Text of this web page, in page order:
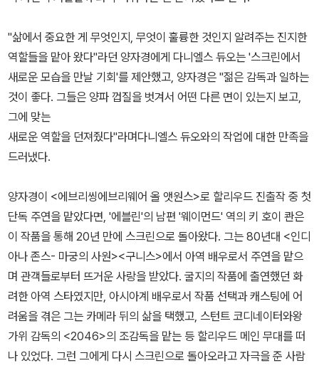
"삶에서 중요한 게 무엇인지, 무엇이 훌륭한 것인지 알려주는 진지한
역할들을 맡아 왔다"라던 양자경에게 다니엘스 듀오는 '스크린에서
새로운 모습을 만날 기회'를 제안했고, 양자경은 "젊은 감독과 일하는
것이 좋다. 그들은 양파 껍질을 벗겨서 어떤 다른 면이 있는지 보고,
그에 맞는
새로운 역할을 던져줬다"라며다니엘스 듀오와의 작업에 대한 만족을
드러냈다.
양자경이 <에브리씽에브리웨어 올 앳원스>로 할리우드 진출작 중 첫
단독 주연을 맡았다면, '에블린'의 남편 '웨이먼드' 역의 키 호이 콴은
이 작품을 통해 20년 만에 스크린으로 돌아왔다. 그는 80년대 <인디
아나 존스- 마궁의 사원><구니스>에서 아역 배우로서 주연을 맡으
며 관객들로부터 뜨거운 사랑을 받았다. 굴지의 작품에 출연했던 화
려한 아역 스타였지만, 아시아계 배우로서 작품 선택과 캐스팅에 어
려움을 겪은 그는 카메라 뒤의 삶을 택했고, 스턴트 코디네이터와왕
가위 감독의 <2046>의 조감독을 맡는 등 할리우드 메인 무대를 떠
나 있었다. 그런 그에게 다시 스크린으로 돌아오라고 자극을 준 사람